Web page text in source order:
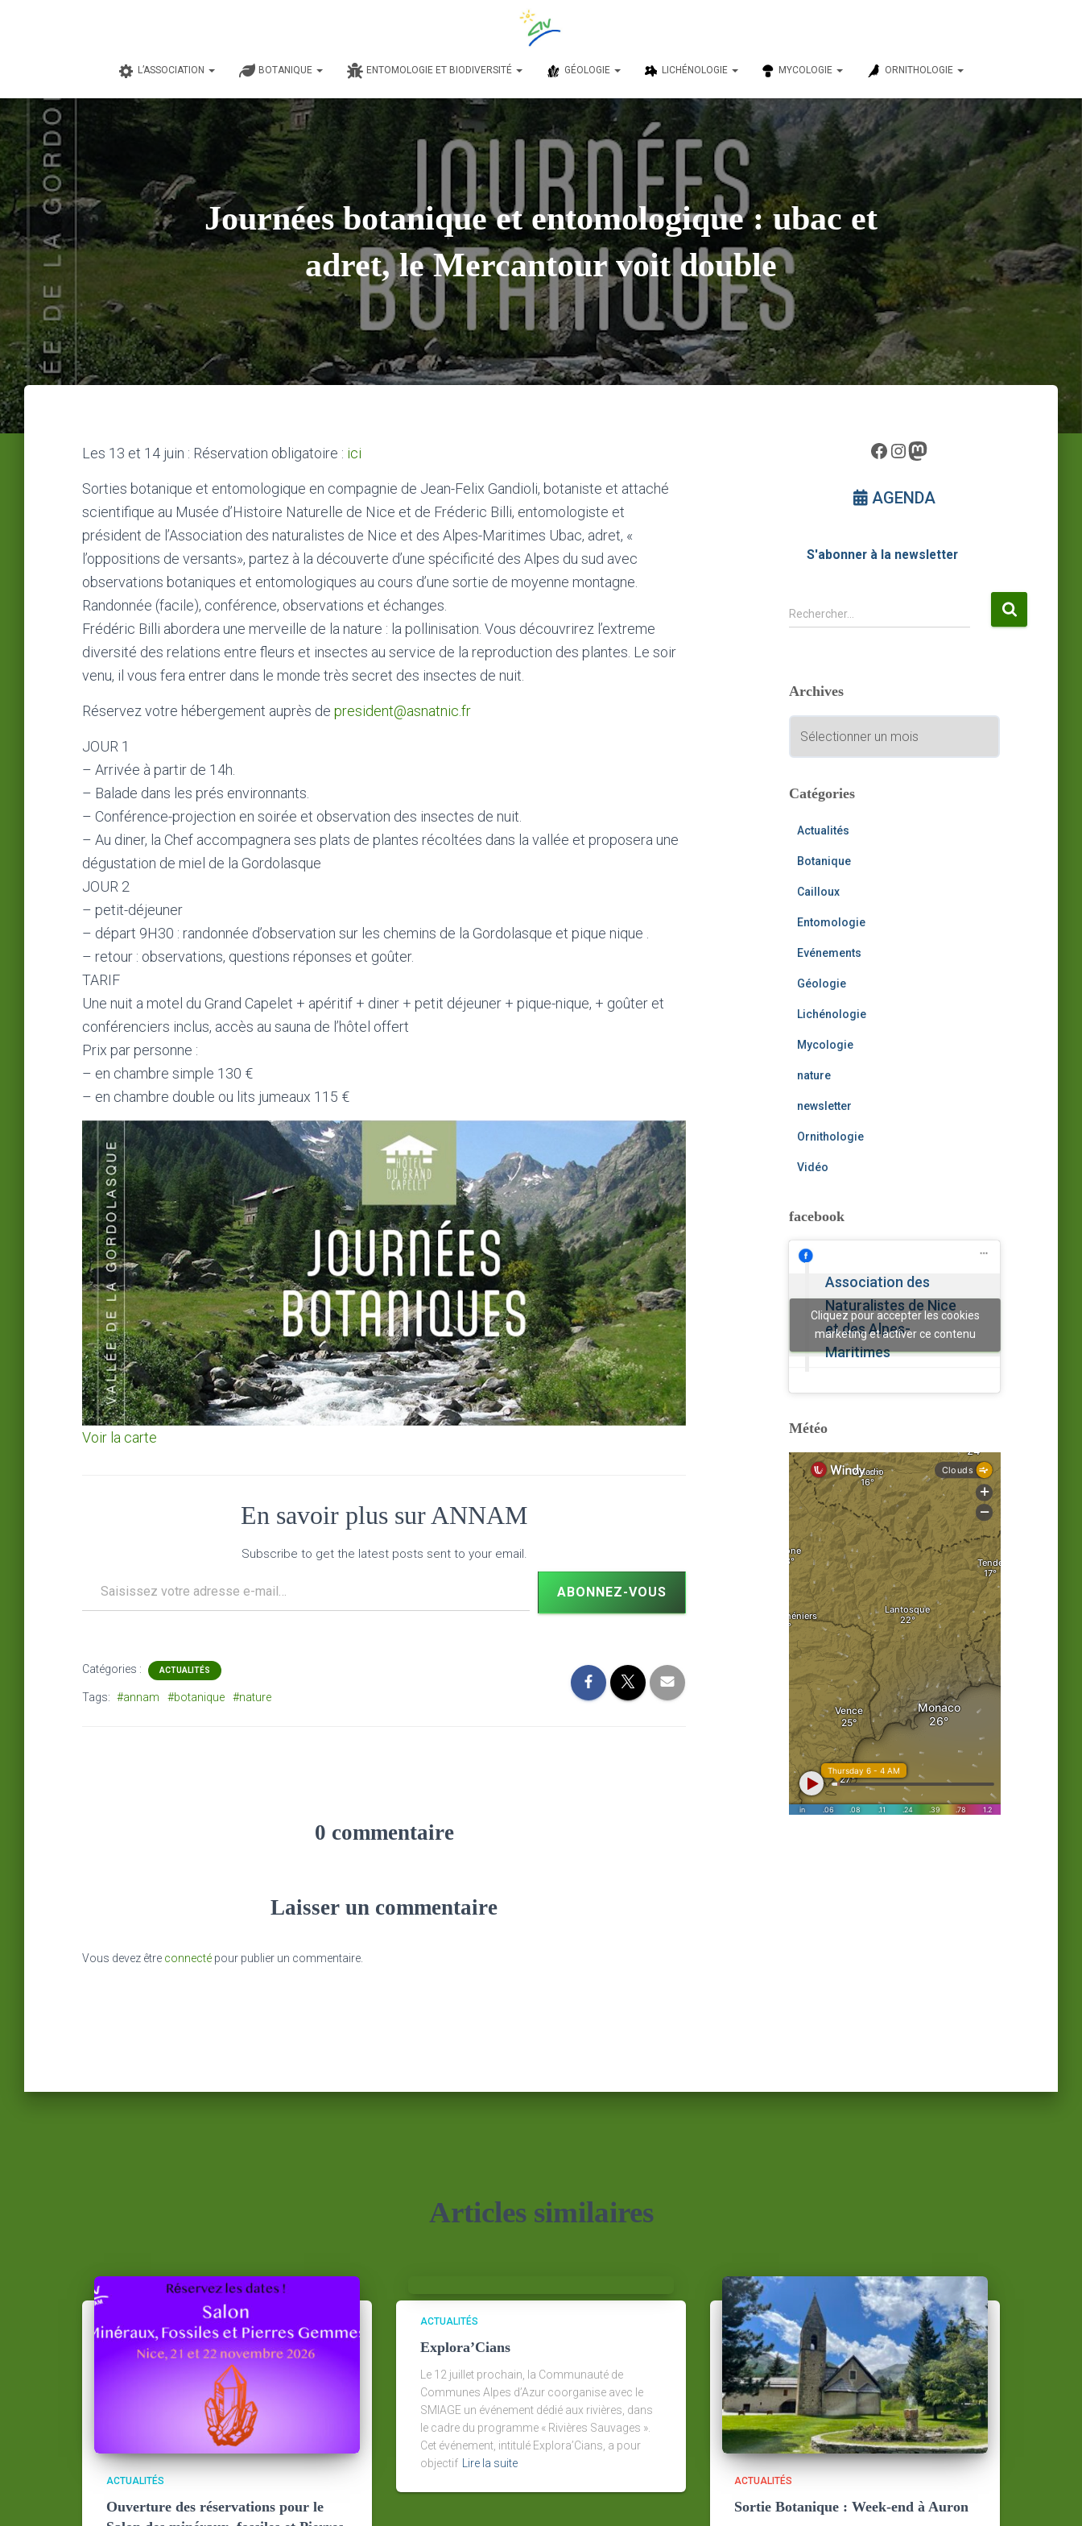
L’ASSOCIATION BOTANIQUE ENTOMOLOGIE ET BIODIVERSITÉ GÉOLOGIE LICHÉNOLOGIE MYCOLOGIE ORNITHOLOGIE
Journées botanique et entomologique : ubac et
adret, le Mercantour voit double
Les 13 et 14 juin : Réservation obligatoire : ici
Sorties botanique et entomologique en compagnie de Jean-Felix Gandioli, botaniste et attaché
scientifique au Musée d’Histoire Naturelle de Nice et de Fréderic Billi, entomologiste et
président de l’Association des naturalistes de Nice et des Alpes-Maritimes Ubac, adret, «
l’oppositions de versants», partez à la découverte d’une spécificité des Alpes du sud avec
observations botaniques et entomologiques au cours d’une sortie de moyenne montagne.
Randonnée (facile), conférence, observations et échanges.
Frédéric Billi abordera une merveille de la nature : la pollinisation. Vous découvrirez l’extreme
diversité des relations entre fleurs et insectes au service de la reproduction des plantes. Le soir
venu, il vous fera entrer dans le monde très secret des insectes de nuit.
Réservez votre hébergement auprès de president@asnatnic.fr
JOUR 1
– Arrivée à partir de 14h.
– Balade dans les prés environnants.
– Conférence-projection en soirée et observation des insectes de nuit.
– Au diner, la Chef accompagnera ses plats de plantes récoltées dans la vallée et proposera une
dégustation de miel de la Gordolasque
JOUR 2
– petit-déjeuner
– départ 9H30 : randonnée d’observation sur les chemins de la Gordolasque et pique nique .
– retour : observations, questions réponses et goûter.
TARIF
Une nuit a motel du Grand Capelet + apéritif + diner + petit déjeuner + pique-nique, + goûter et
conférenciers inclus, accès au sauna de l’hôtel offert
Prix par personne :
– en chambre simple 130 €
– en chambre double ou lits jumeaux 115 €
Voir la carte
En savoir plus sur ANNAM
Subscribe to get the latest posts sent to your email.
ABONNEZ-VOUS
Catégories : ACTUALITÉS
Tags: #annam #botanique #nature
0 commentaire
Laisser un commentaire
Vous devez être connecté pour publier un commentaire.
Facebook InstagramMastodon
AGENDA
S'abonner à la newsletter
R
r
r
:
Rechercher…
Archives
c
iCatégories
Actualités
Botanique
Cailloux
Entomologie
Evénements
Géologie
Lichénologie
Mycologie
nature
newsletter
Ornithologie
Vidéo
facebook
Association des
Naturalistes de Nice
et des Alpes-
Maritimes
Cliquez pour accepter les cookies
marketing et activer ce contenu
Météo
Articles similaires
ACTUALITÉS
Ouverture des réservations pour le
ACTUALITÉS
Explora’Cians
Le 12 juillet prochain, la Communauté de
Communes Alpes d’Azur coorganise avec le
SMIAGE un événement dédié aux rivières, dans
le cadre du programme « Rivières Sauvages ».
Cet événement, intitulé Explora’Cians, a pour
objectif
Lire la suite
ACTUALITÉS
Sortie Botanique : Week-end à Auron